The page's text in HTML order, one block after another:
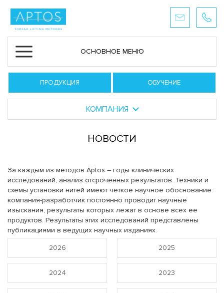
ОСНОВНОЕ МЕНЮ
ПРОДУКЦИЯ ОБУЧЕНИЕ
КОМПАНИЯ
НОВОСТИ
За каждым из методов Aptos – годы клинических
исследований, анализ отсроченных результатов. Техники и
схемы установки нитей имеют четкое научное обоснование:
компания-разработчик постоянно проводит научные
изыскания, результаты которых лежат в основе всех ее
продуктов. Результаты этих исследований представлены
публикациями в ведущих научных изданиях.
2026 2025
2024 2023